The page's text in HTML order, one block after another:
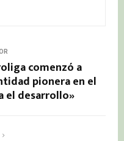
comenzó a
pionera en el
el desarrollo»